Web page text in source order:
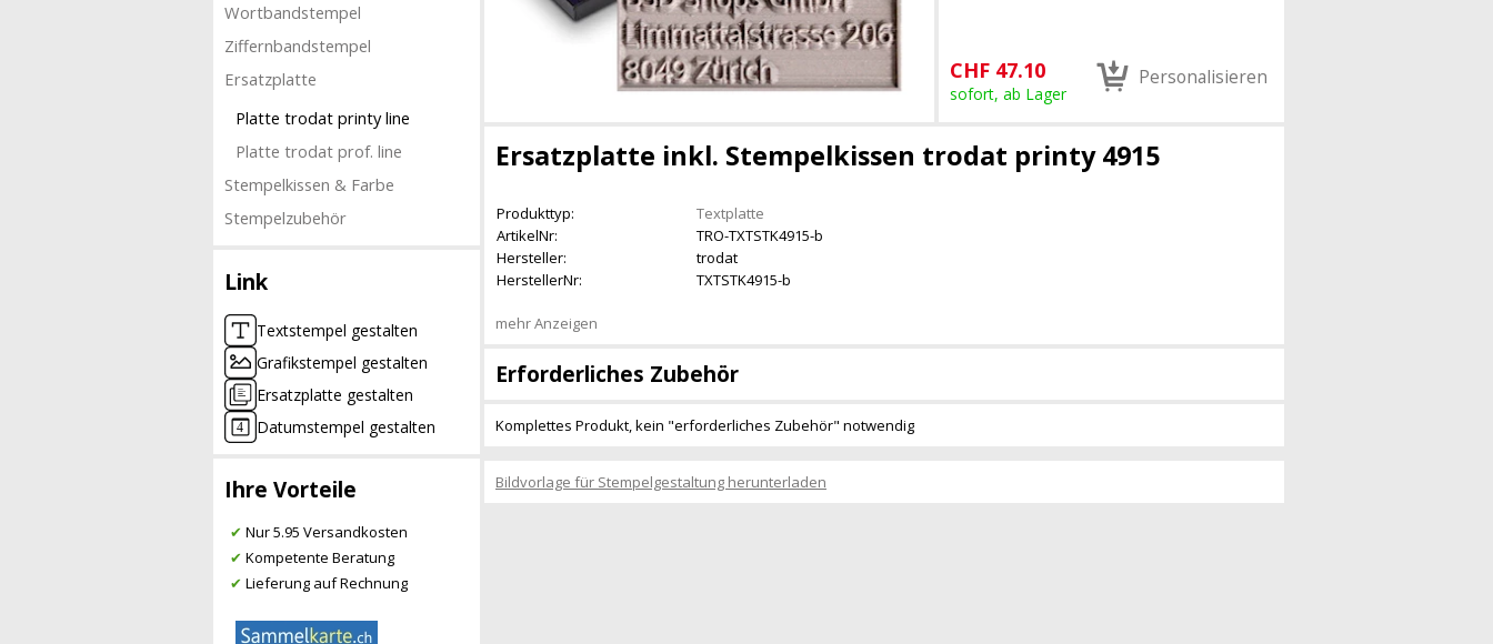
Wortbandstempel
Ziffernbandstempel
Ersatzplatte
Platte trodat printy line
Platte trodat prof. line
Stempelkissen & Farbe
Stempelzubehör
Link
Textstempel gestalten
Grafikstempel gestalten
Ersatzplatte gestalten
Datumstempel gestalten
Ihre Vorteile
✔ Nur 5.95 Versandkosten
✔ Kompetente Beratung
✔ Lieferung auf Rechnung
CHF 47.10
sofort, ab Lager
Personalisieren
Ersatzplatte inkl. Stempelkissen trodat printy 4915
Produkttyp:
Textplatte
ArtikelNr:
TRO-TXTSTK4915-b
Hersteller:
trodat
HerstellerNr:
TXTSTK4915-b
mehr Anzeigen
Erforderliches Zubehör
Komplettes Produkt, kein "erforderliches Zubehör" notwendig
Bildvorlage für Stempelgestaltung herunterladen